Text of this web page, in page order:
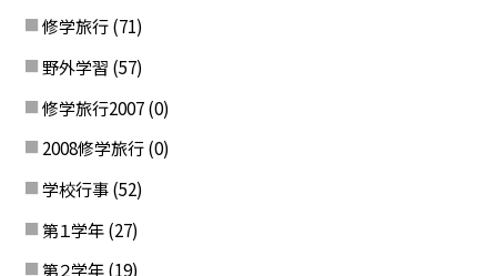
修学旅行 (71)
野外学習 (57)
修学旅行2007 (0)
2008修学旅行 (0)
学校行事 (52)
第１学年 (27)
第２学年 (19)